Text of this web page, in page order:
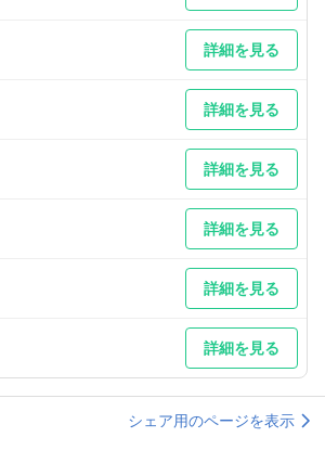
詳細を見る
詳細を見る
詳細を見る
詳細を見る
詳細を見る
詳細を見る
シェア用のページを表示